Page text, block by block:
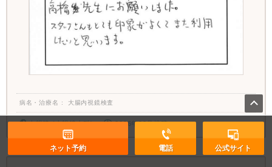
病名・治療名 大腸内視鏡検査
内視鏡 (内視鏡内科) 2026年02月投稿
ネット予約 電話 公式サイト